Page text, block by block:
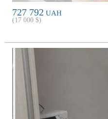
727 792 UAH
(17 000 $)